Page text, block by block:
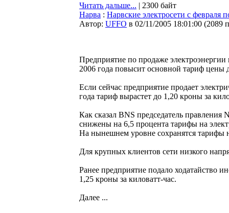
Читать дальше... | 2300 байт
Нарва : Нарвские электросети с февраля
Автор: UFFO в 02/11/2005 18:01:00 (2089
Предприятие по продаже
2006 года повысит основной тариф цены
Если сейчас предприятие продает
года тариф вырастет до 1,20 кроны за
Как сказал BNS председатель
снижены на 6,5 процента тарифы на
На нынешнем уровне сохранятся тарифы
Для крупных клиентов сети низкого
Ранее предприятие подало ходатайство
1,25 кроны за киловатт-час.
Далее ...